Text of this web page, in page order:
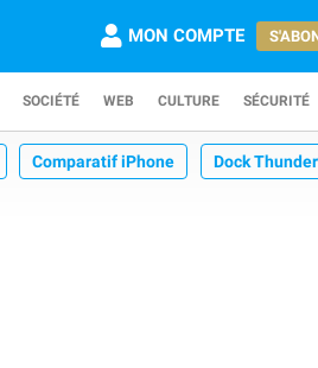
MON COMPTE
SOCIÉTÉ WEB CULTURE SÉCURITÉ
Comparatif iPhone Dock